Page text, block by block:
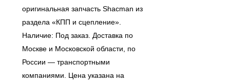
оригинальная запчасть Shacman из
раздела «КПП и сцепление».
Наличие: Под заказ. Доставка по
Москве и Московской области, по
России — транспортными
компаниями. Цена указана на